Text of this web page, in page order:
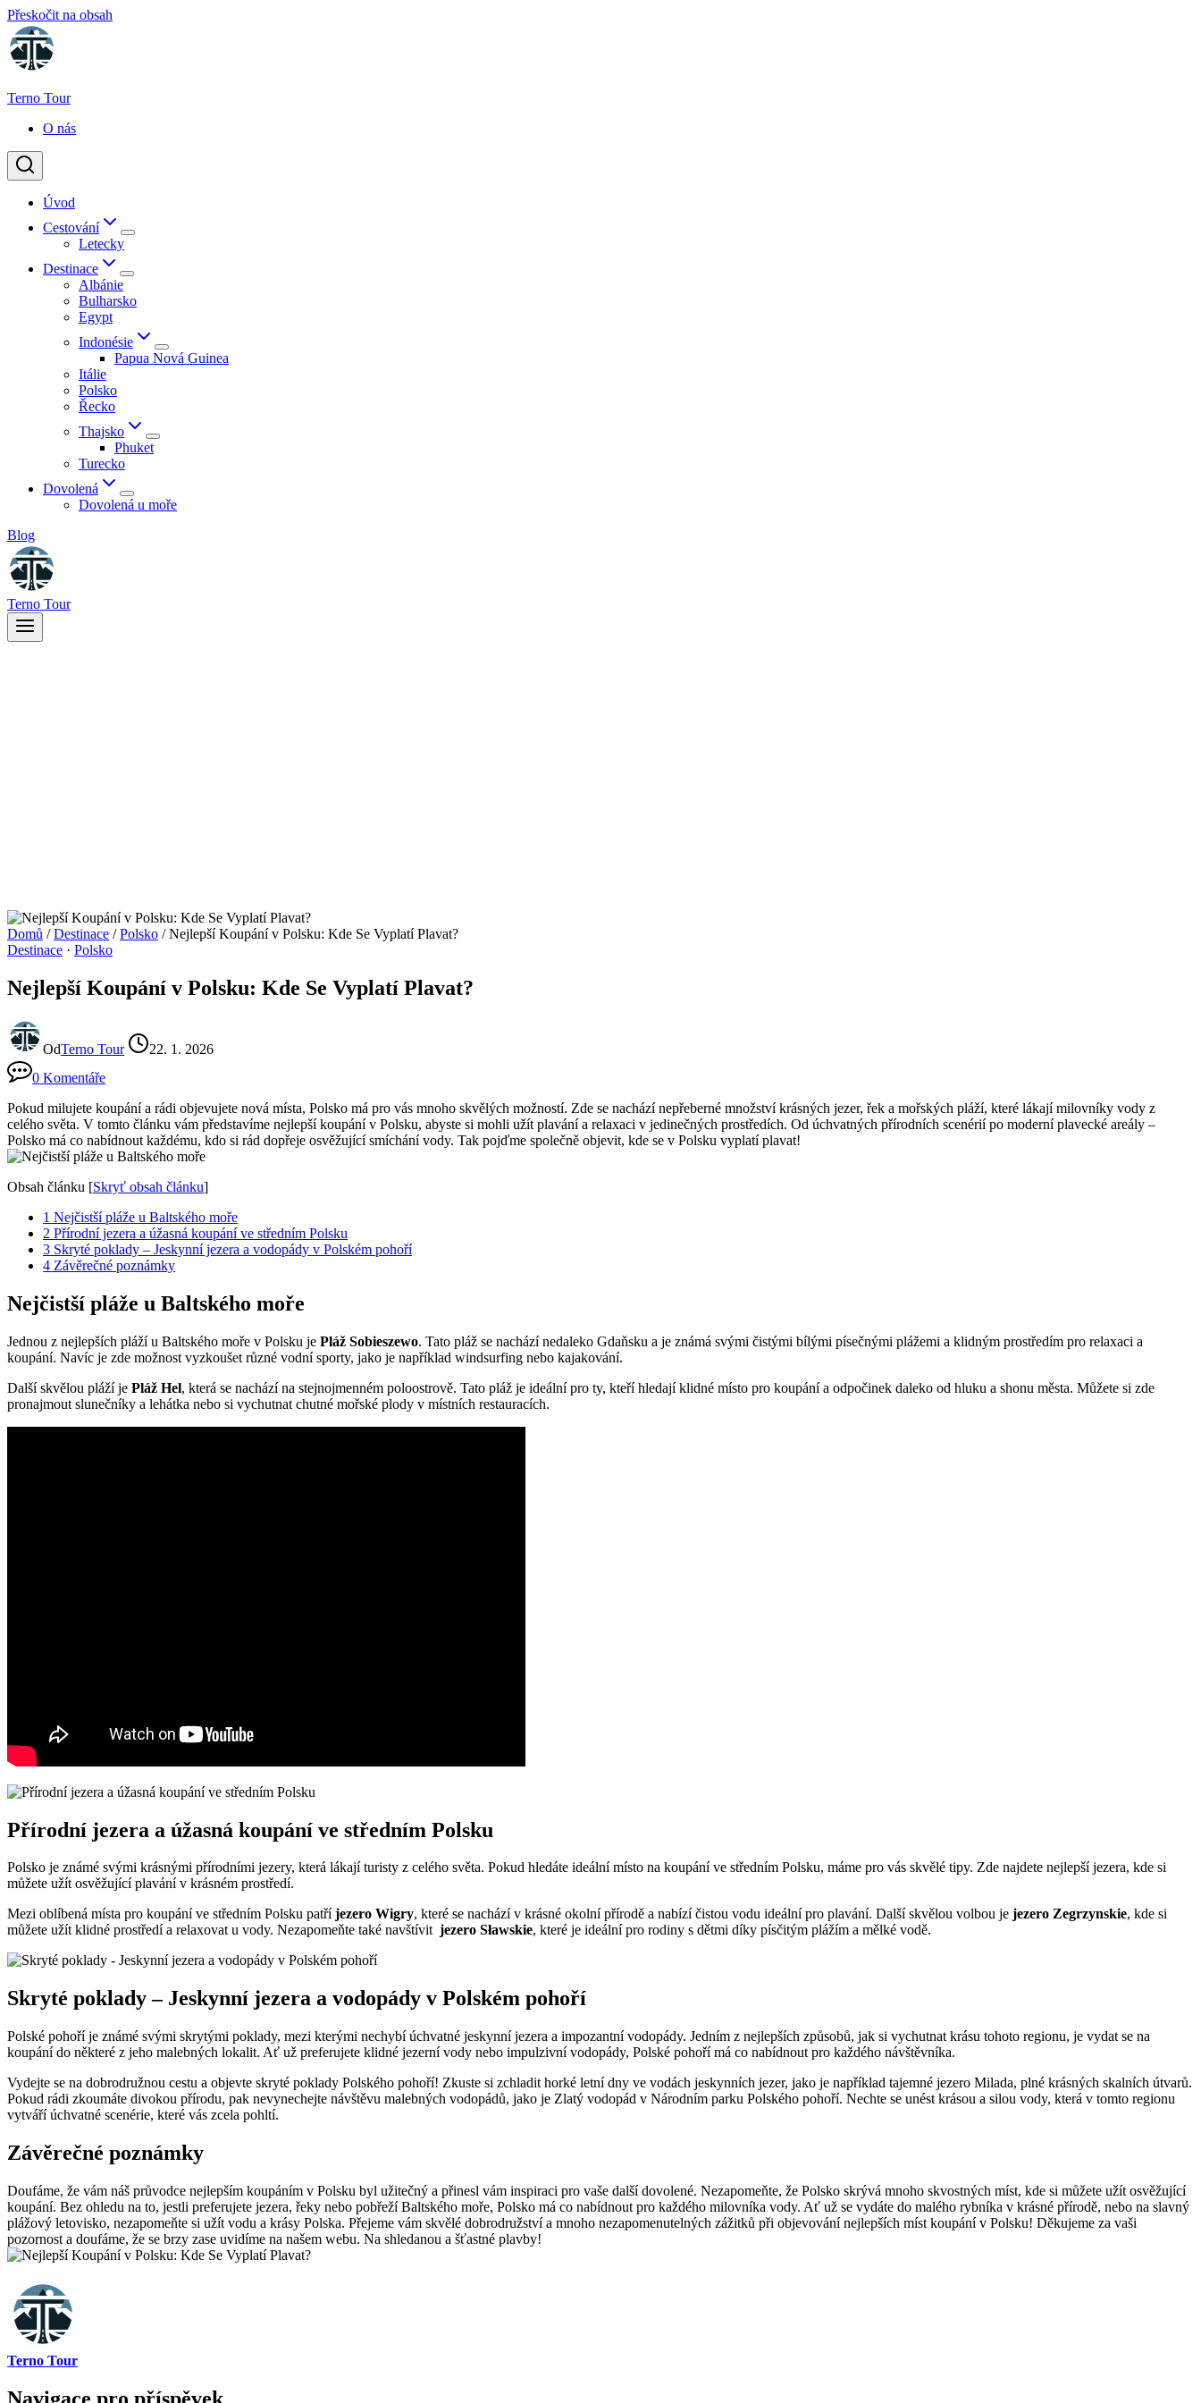
Přeskočit na obsah
Terno Tour
O nás
Úvod
Cestování
Letecky
Destinace
Albánie
Bulharsko
Egypt
Indonésie
Papua Nová Guinea
Itálie
Polsko
Řecko
Thajsko
Phuket
Turecko
Dovolená
Dovolená u moře
Blog
Terno Tour
Domů / Destinace / Polsko / Nejlepší Koupání v Polsku: Kde Se Vyplatí Plavat?
Destinace · Polsko
Nejlepší Koupání v Polsku: Kde Se Vyplatí Plavat?
OdTerno Tour
22. 1. 2026
0 Komentáře
Pokud milujete koupání a rádi objevujete nová ‍místa, Polsko má ⁤pro vás mnoho skvělých možností. Zde se nachází nepřeberné množství krásných jezer, řek a mořských pláží, které lákají milovníky vody z
celého světa. V tomto‌ článku ‍vám představíme nejlepší koupání v Polsku, abyste si mohli užít ​plavání a relaxaci v jedinečných prostředích. Od úchvatných přírodních scenérií po moderní plavecké areály –
Polsko má co nabídnout každému, kdo si rád dopřeje osvěžující smíchání vody. Tak pojďme společně objevit,​ kde se v Polsku vyplatí plavat!
Obsah článku [Skryť obsah článku]
1 Nejčistší pláže u Baltského moře
2 Přírodní jezera a úžasná koupání ve středním Polsku
3 Skryté poklady – Jeskynní jezera a vodopády v Polském pohoří
4 Závěrečné poznámky
Nejčistší pláže u Baltského moře
Jednou z nejlepších pláží u Baltského moře v Polsku je Pláž Sobieszewo. Tato‌ pláž se nachází nedaleko Gdaňsku a je známá svými čistými bílými písečnými plážemi a klidným prostředím pro relaxaci a
koupání. Navíc je zde možnost vyzkoušet různé ⁣vodní sporty, jako je například windsurfing nebo kajakování.
Další skvělou pláží je Pláž Hel, která se nachází ‌na stejnojmenném poloostrově. Tato pláž je ideální pro ty, kteří hledají ‌klidné místo pro koupání a odpočinek daleko od hluku ⁣a shonu města. ⁣Můžete si zde
pronajmout slunečníky a lehátka nebo si vychutnat chutné mořské plody⁢ v místních restauracích.
Přírodní jezera a úžasná koupání ve středním Polsku
Polsko je známé svými⁤ krásnými přírodními jezery, která​ lákají ⁣turisty z celého světa.‌ Pokud hledáte ideální místo na koupání ve středním Polsku, máme pro vás‌ skvělé⁣ tipy. Zde najdete nejlepší jezera, kde si⁣
můžete užít osvěžující plavání⁤ v krásném prostředí.
Mezi oblíbená místa pro ⁤koupání ve⁢ středním Polsku patříjezero Wigry, které se nachází v krásné ‌okolní ​přírodě a nabízí čistou vodu ideální pro plavání. Další skvělou volbou je⁢ jezero Zegrzynskie, kde ⁣si
⁢můžete užít klidné prostředí‌ a relaxovat u vody. Nezapomeňte ⁣také navštívit ⁣ jezero Sławskie, které je ideální ‍pro rodiny ⁣s dětmi díky ‍písčitým plážím a mělké vodě.
Skryté poklady – Jeskynní jezera a vodopády v Polském pohoří
Polské pohoří je známé svými skrytými‍ poklady, mezi kterými nechybí úchvatné jeskynní jezera a impozantní vodopády. Jedním z nejlepších způsobů, jak⁤ si vychutnat krásu tohoto regionu, je vydat se na
koupání do některé z jeho malebných lokalit. Ať ⁤už preferujete klidné jezerní vody nebo impulzivní vodopády, Polské pohoří má co⁣ nabídnout pro každého‍ návštěvníka.
Vydejte se na dobrodružnou cestu a objevte ⁣skryté poklady Polského⁤ pohoří! Zkuste si zchladit horké⁢ letní dny ve vodách jeskynních jezer, jako je například tajemné jezero Milada, plné krásných skalních útvarů.
​Pokud rádi zkoumáte ‌divokou⁣ přírodu, pak nevynechejte návštěvu⁣ malebných ​vodopádů, jako ‍je Zlatý ‌vodopád v Národním parku Polského pohoří. Nechte se unést krásou a silou vody, která v ⁤tomto regionu
vytváří úchvatné scenérie, které vás zcela pohltí.
Závěrečné poznámky
Doufáme, že vám náš průvodce nejlepším koupáním ⁣v Polsku byl užitečný a přinesl vám inspiraci pro‍ vaše další dovolené. ​Nezapomeňte, že Polsko skrývá mnoho skvostných míst, ‌kde si můžete užít osvěžující
koupání. Bez ohledu na to, jestli preferujete jezera, řeky nebo pobřeží‌ Baltského moře, Polsko má co nabídnout pro každého milovníka ⁢vody. Ať už se vydáte do malého rybníka v krásné přírodě, nebo na slavný
plážový letovisko, nezapomeňte si užít vodu a krásy Polska. ⁣Přejeme vám skvělé dobrodružství a mnoho nezapomenutelných‍ zážitků při⁣ objevování nejlepších míst koupání v Polsku! ‌Děkujeme za vaši
pozornost a doufáme, že se brzy zase uvidíme na našem webu. Na shledanou ⁣a šťastné plavby!
Terno Tour